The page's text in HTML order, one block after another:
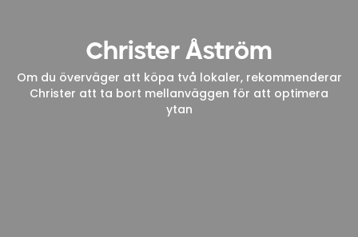
Christer Åström
Om du överväger att köpa två lokaler, rekommenderar
Christer att ta bort mellanväggen för att optimera
ytan